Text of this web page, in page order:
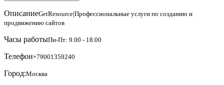
ОписаниеGetResource|Профессиональные услуги по созданию и
продвижению сайтов
Часы работыПн-Пт: 9.00 - 18.00
Телефон+79001359240
Город:Москва